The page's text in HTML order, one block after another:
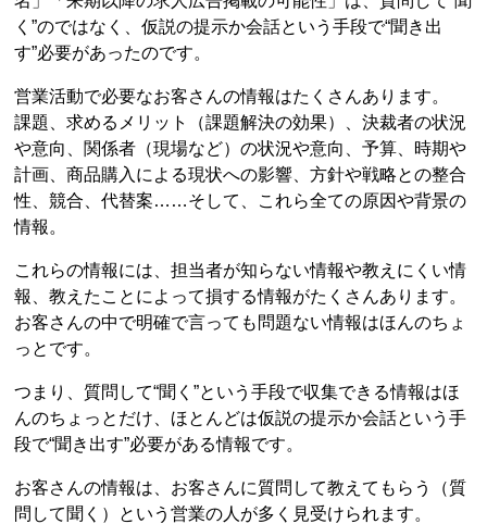
く”のではなく、仮説の提示か会話という手段で“聞き出
す”必要があったのです。
営業活動で必要なお客さんの情報はたくさんあります。
課題、求めるメリット（課題解決の効果）、決裁者の状況
や意向、関係者（現場など）の状況や意向、予算、時期や
計画、商品購入による現状への影響、方針や戦略との整合
性、競合、代替案……そして、これら全ての原因や背景の
情報。
これらの情報には、担当者が知らない情報や教えにくい情
報、教えたことによって損する情報がたくさんあります。
お客さんの中で明確で言っても問題ない情報はほんのちょ
っとです。
つまり、質問して“聞く”という手段で収集できる情報はほ
んのちょっとだけ、ほとんどは仮説の提示か会話という手
段で“聞き出す”必要がある情報です。
お客さんの情報は、お客さんに質問して教えてもらう（質
問して聞く）という営業の人が多く見受けられます。